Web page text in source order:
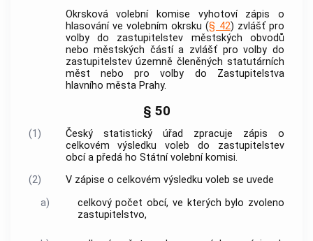
Okrsková volební komise vyhotoví zápis o
hlasování ve volebním okrsku (§ 42) zvlášť pro
volby do zastupitelstev městských obvodů
nebo městských částí a zvlášť pro volby do
zastupitelstev územně členěných statutárních
měst nebo pro volby do Zastupitelstva
hlavního města Prahy.
§ 50
(1)
Český statistický úřad zpracuje zápis o
celkovém výsledku voleb do zastupitelstev
obcía předá ho Státní volební komisi.
(2)
V zápise o celkovém výsledku voleb se uvede
a)
celkový početobcí, ve kterých bylo zvoleno
zastupitelstvo,